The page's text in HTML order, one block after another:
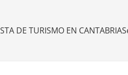
DE TURISMO EN CANTABRIA